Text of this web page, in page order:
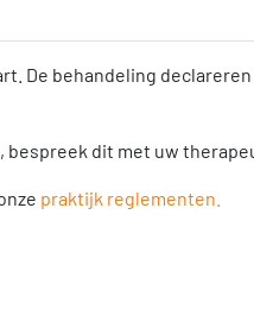
De behandeling
bespreek dit met uw
praktijk reglementen.